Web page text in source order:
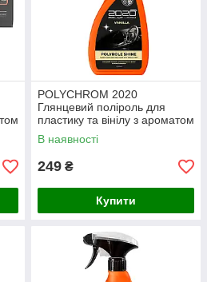
POLYCHROM 2020
Глянцевий поліроль для
пластику та вінілу з ароматом
ванілі “POLYROLE SHINE”,
0,5 л
В наявності
249 ₴
Купити